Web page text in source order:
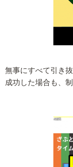
無事にすべて引き
成功した場合も、